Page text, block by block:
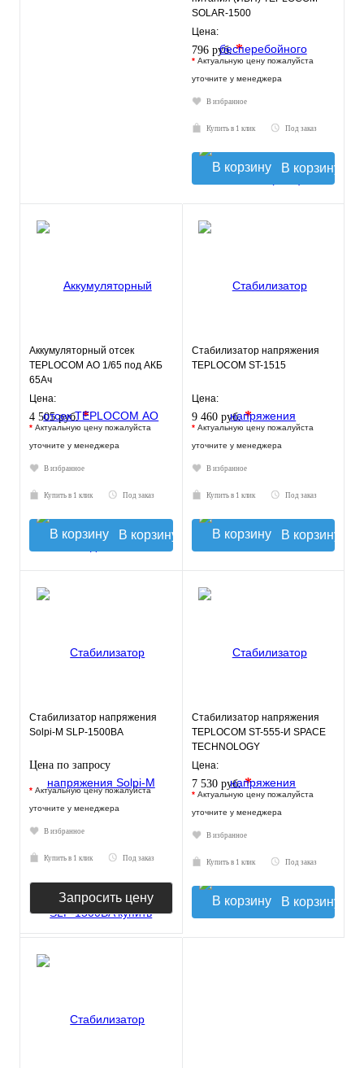
SOLAR-1500
Цена:
796 руб.*
* Актуальную цену пожалуйста
уточните у менеджера
В избранное
Купить в 1 клик Под заказ
В корзину
Аккумуляторный отсек
TEPLOCOM АО 1/65 под АКБ
65Ач
Цена:
4 505 руб. *
* Актуальную цену пожалуйста
уточните у менеджера
В избранное
Купить в 1 клик Под заказ
В корзину
Стабилизатор напряжения
TEPLOCOM ST-1515
Цена:
9 460 руб.*
* Актуальную цену пожалуйста
уточните у менеджера
В избранное
Купить в 1 клик Под заказ
В корзину
Стабилизатор напряжения
Solpi-M SLP-1500BA
Цена по запросу
* Актуальную цену пожалуйста
уточните у менеджера
В избранное
Купить в 1 клик Под заказ
Запросить цену
Стабилизатор напряжения
TEPLOCOM ST-555-И SPACE
TECHNOLOGY
Цена:
7 530 руб.*
* Актуальную цену пожалуйста
уточните у менеджера
В избранное
Купить в 1 клик Под заказ
В корзину